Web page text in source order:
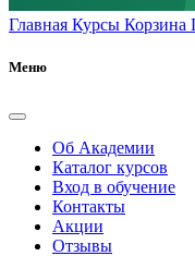
Главная Курсы Корзина
Меню
Об Академии
Каталог курсов
Вход в обучение
Контакты
Акции
Отзывы